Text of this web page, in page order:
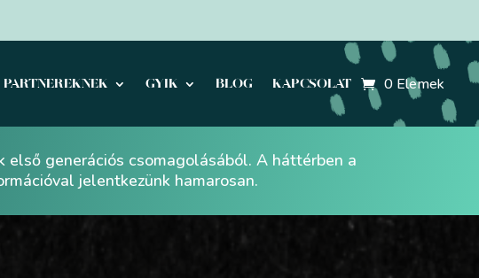
PARTNEREKNEK GYIK BLOG KAPCSOLAT 0 Elemek
generációs csomagolásából. A háttérben a
jelentkezünk hamarosan.